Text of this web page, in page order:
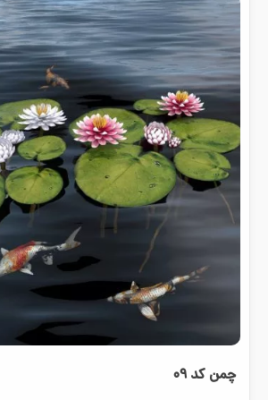
چمن کد ۰۹